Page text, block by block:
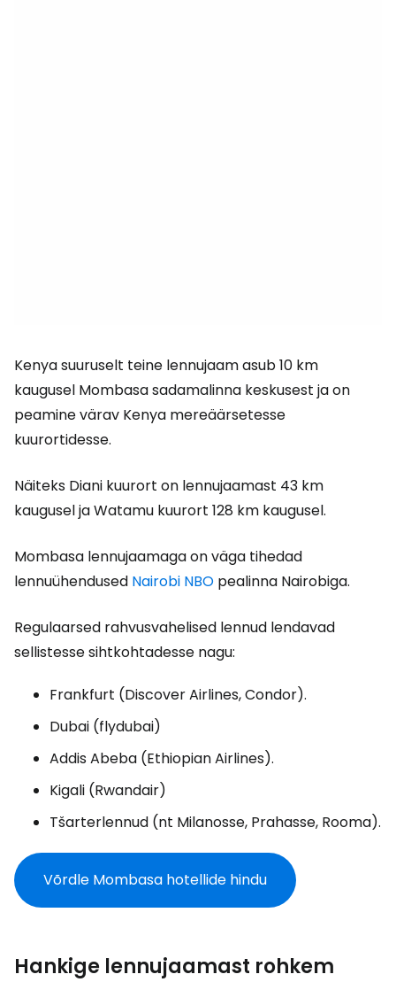
Kenya suuruselt teine lennujaam asub 10 km
kaugusel Mombasa sadamalinna keskusest ja on
peamine värav Kenya mereäärsetesse
kuurortidesse.
Näiteks Diani kuurort on lennujaamast 43 km
kaugusel ja Watamu kuurort 128 km kaugusel.
Mombasa lennujaamaga on väga tihedad
lennuühendused Nairobi NBO pealinna Nairobiga.
Regulaarsed rahvusvahelised lennud lendavad
sellistesse sihtkohtadesse nagu:
Frankfurt (Discover Airlines, Condor).
Dubai (flydubai)
Addis Abeba (Ethiopian Airlines).
Kigali (Rwandair)
Tšarterlennud (nt Milanosse, Prahasse, Rooma).
Võrdle Mombasa hotellide hindu
Hankige lennujaamast rohkem